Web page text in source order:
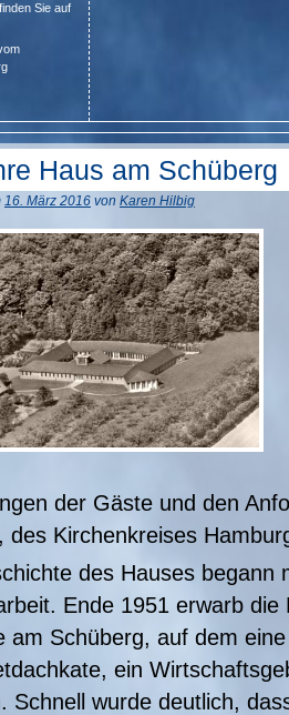
Sie auf
Haus am Schüberg
16. März 2016 von Karen Hilbig
der Gäste und den
des Kirchenkreises
des Hauses begann
Ende 1951 erwarb
am Schüberg, auf dem
ein
Schnell wurde deutlich,